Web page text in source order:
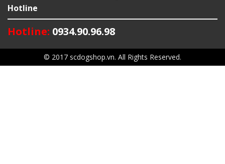
Hotline
Hotline: 0934.90.96.98
© 2017 scdogshop.vn. All Rights Reserved.